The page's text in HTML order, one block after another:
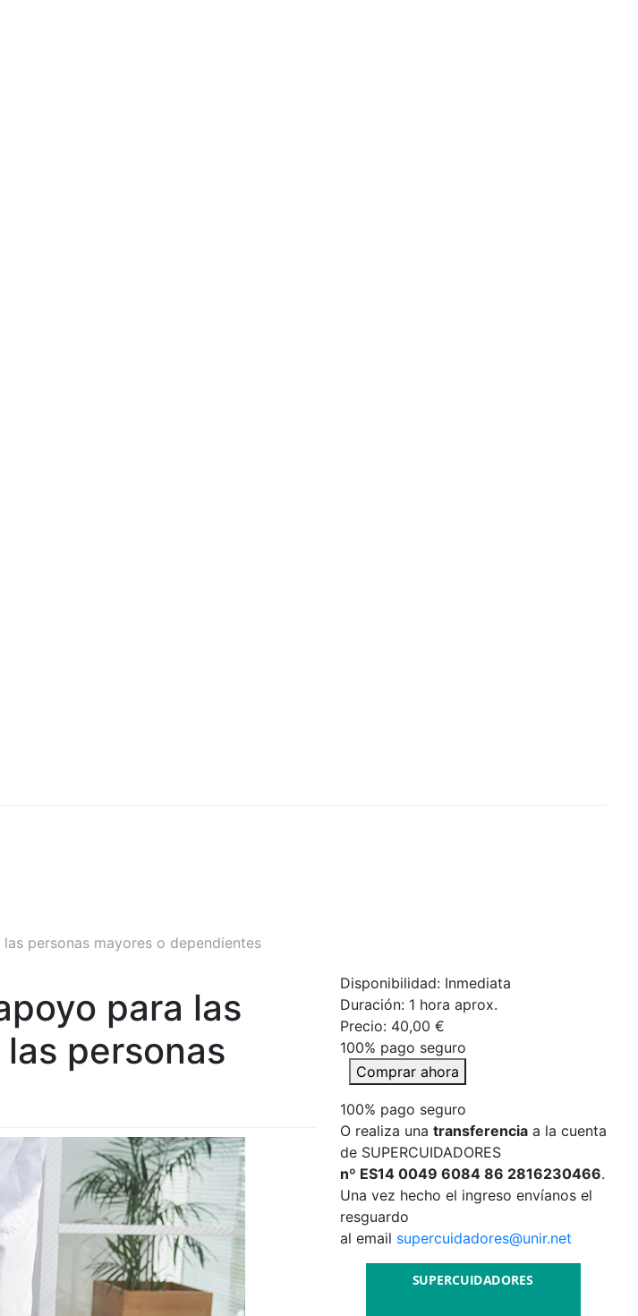
personas mayores o dependientes
para las
personas
Disponibilidad: Inmediata
Duración: 1 hora aprox.
Precio: 40,00 €
100% pago seguro
Comprar ahora
100% pago seguro
O realiza una transferenciaa la cuenta
de SUPERCUIDADORES
nº ES14 0049 6084 86 2816230466.
Una vez hecho el ingreso envíanos el
resguardo
al email supercuidadores@unir.net